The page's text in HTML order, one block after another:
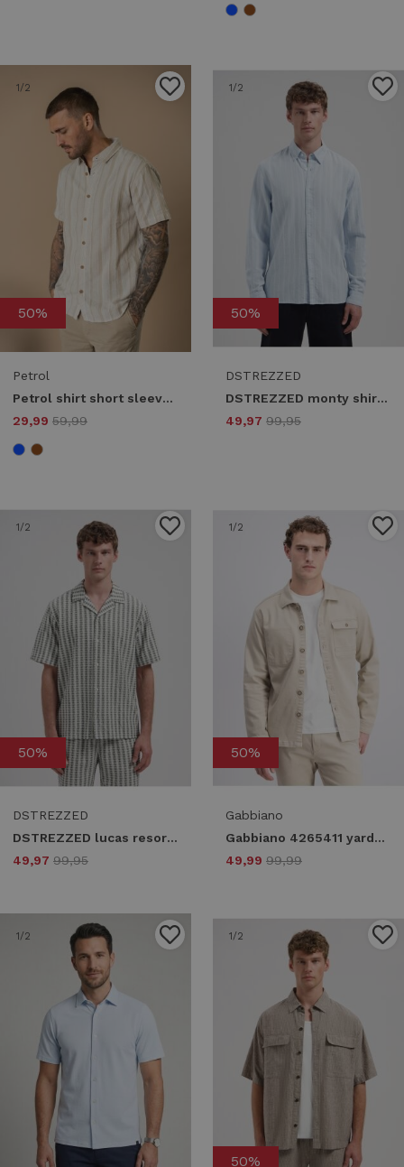
1 /2
50%
Petrol
Petrol shirt short sleeve uni m-1060-sis417 Overhemd 7130 light tan
29,99 59,99
1/2
50%
DSTREZZED
DSTREZZED monty shirt 303985 Overhemd 646 lt. blue
49,97 99,95
1/2
50%
DSTREZZED
DSTREZZED lucas resort shirt 311512 Overhemd 649 dk. navy
49,97 99,95
1/2
50%
Gabbiano
Gabbiano 4265411 yarden Overshirt 5002 ivory bone
49,99 99,99
1/2 1/2
50%